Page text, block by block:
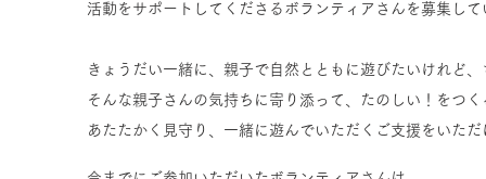
活動をサポートしてくださるボランティアさんを募集して
きょうだい一緒に、親子で自然とともに遊びたいけれど
そんな親子さんの気持ちに寄り添って、たのしい！をつ
あたたかく見守り、一緒に遊んでいただくご支援をいた